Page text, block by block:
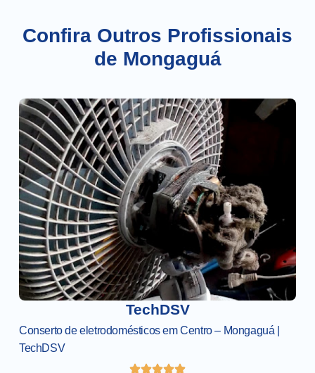
Confira Outros Profissionais
de Mongaguá
TechDSV
Conserto de eletrodomésticos em Centro – Mongaguá |
TechDSV